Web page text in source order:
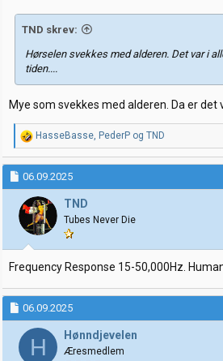
TND skrev:
Hørselen svekkes med alderen. Det var i
tiden....
Mye som svekkes med alderen. Da er det
R
e
a
k
s
j
o
n
e
r
:
HasseBasse, PederP og TND
06.09.2025
TND
Tubes Never Die
Frequency Response 15-50,000Hz.
06.09.2025
H Hønndjevelen
Æresmedlem